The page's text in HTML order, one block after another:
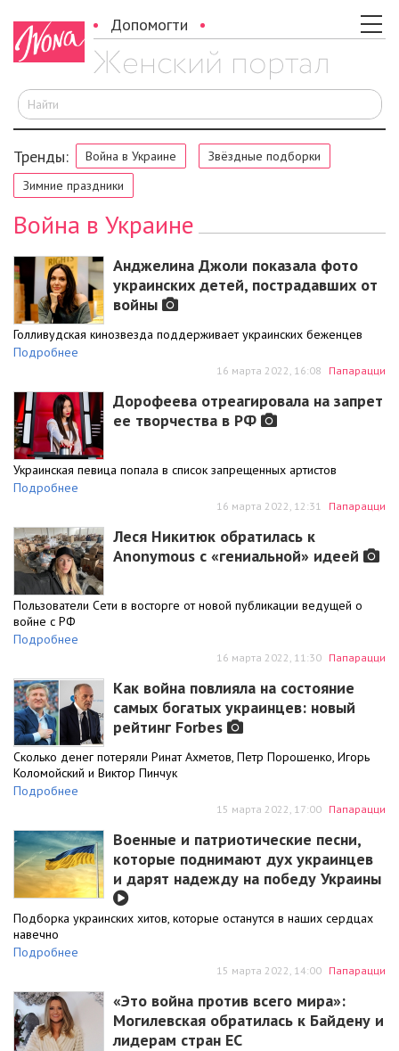
Допомогти
Тренды: Война в Украине
Звёздные подборки
Зимние праздники
Война в Украине
Анджелина Джоли показала фото
украинских детей, пострадавших от
войны
Голливудская кинозвезда поддерживает украинских беженцев
Подробнее
16 марта 2022, 16:08 Папарацци
Дорофеева отреагировала на запрет
ее творчества в РФ
Украинская певица попала в список запрещенных артистов
Подробнее
16 марта 2022, 12:31 Папарацци
Леся Никитюк обратилась к
Anonymous с «гениальной» идеей
Пользователи Сети в восторге от новой публикации ведущей о
войне с РФ
Подробнее
16 марта 2022, 11:30 Папарацци
Как война повлияла на состояние
самых богатых украинцев: новый
рейтинг Forbes
Сколько денег потеряли Ринат Ахметов, Петр Порошенко, Игорь
Коломойский и Виктор Пинчук
Подробнее
15 марта 2022, 17:00 Папарацци
Военные и патриотические песни,
которые поднимают дух украинцев
и дарят надежду на победу Украины
Подборка украинских хитов, которые останутся в наших сердцах
навечно
Подробнее
15 марта 2022, 14:00 Папарацци
«Это война против всего мира»:
Могилевская обратилась к Байдену и
лидерам стран ЕС